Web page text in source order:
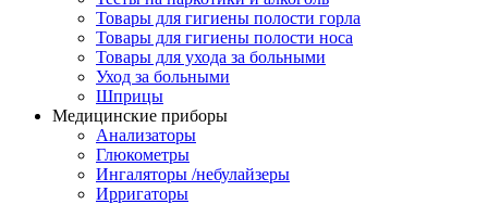
Товары для гигиены полости горла
Товары для гигиены полости носа
Товары для ухода за больными
Уход за больными
Шприцы
Медицинские приборы
Анализаторы
Глюкометры
Ингаляторы /небулайзеры
Ирригаторы